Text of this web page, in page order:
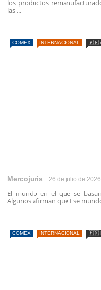
los productos
las ...
COMEX INTERNACIONAL 🇦🇷
Mercojuris 26 de julio de 2026
El mundo en el que se
Algunos afirman que Ese
COMEX INTERNACIONAL 🇲🇽